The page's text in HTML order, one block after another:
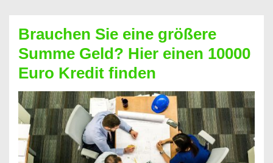
Geht
das
überhaupt?
Na
klar!
Brauchen Sie eine größere
Summe Geld? Hier einen 10000
Euro Kredit finden